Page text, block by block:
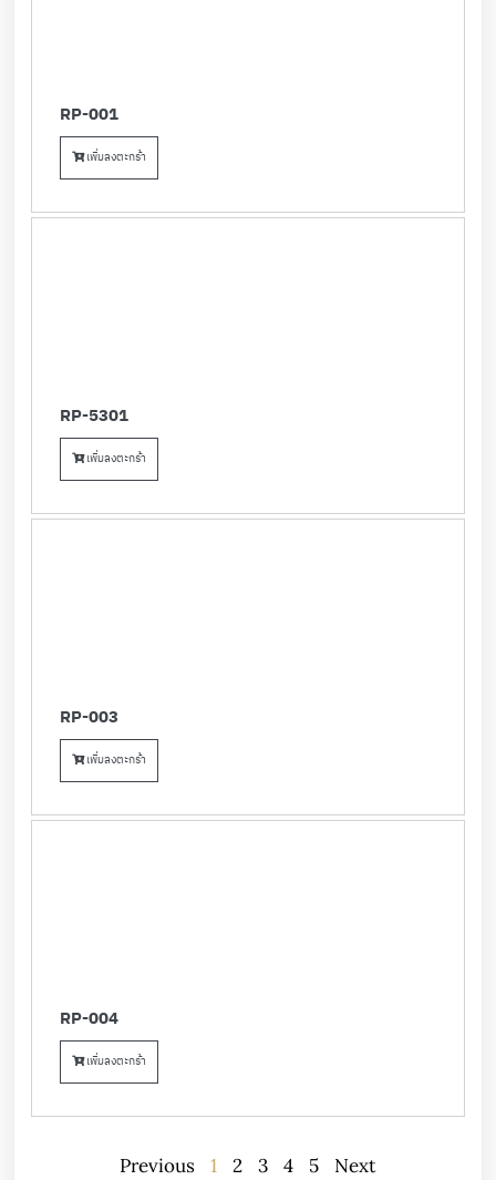
RP-001
เพิ่มลงตะกร้า
RP-5301
เพิ่มลงตะกร้า
RP-003
เพิ่มลงตะกร้า
RP-004
เพิ่มลงตะกร้า
Previous 1 2 3 4 5 Next